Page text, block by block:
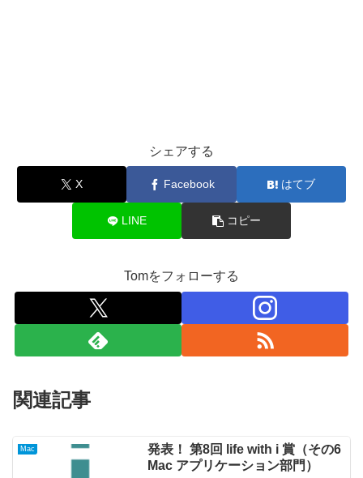
シェアする
X Facebook はてブ
LINE コピー
Tomをフォローする
関連記事
Mac
発表！ 第8回 life with i 賞（その6
Mac アプリケーション部門）